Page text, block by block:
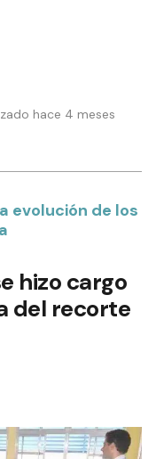
hace 4 meses
evolución de los
hizo cargo
del recorte